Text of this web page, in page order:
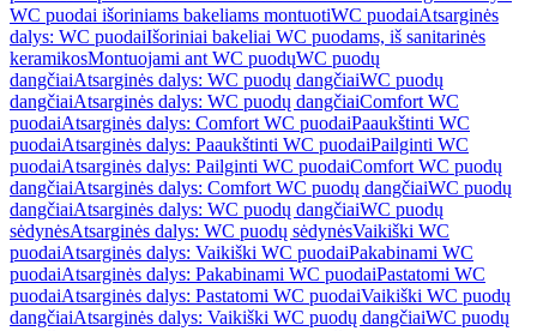
WC puodai išoriniams bakeliams montuotiWC puodaiAtsarginės
dalys: WC puodaiIšoriniai bakeliai WC puodams, iš sanitarinės
keramikosMontuojami ant WC puodųWC puodų
dangčiaiAtsarginės dalys: WC puodų dangčiaiWC puodų
dangčiaiAtsarginės dalys: WC puodų dangčiaiComfort WC
puodaiAtsarginės dalys: Comfort WC puodaiPaaukštinti WC
puodaiAtsarginės dalys: Paaukštinti WC puodaiPailginti WC
puodaiAtsarginės dalys: Pailginti WC puodaiComfort WC puodų
dangčiaiAtsarginės dalys: Comfort WC puodų dangčiaiWC puodų
dangčiaiAtsarginės dalys: WC puodų dangčiaiWC puodų
sėdynėsAtsarginės dalys: WC puodų sėdynėsVaikiški WC
puodaiAtsarginės dalys: Vaikiški WC puodaiPakabinami WC
puodaiAtsarginės dalys: Pakabinami WC puodaiPastatomi WC
puodaiAtsarginės dalys: Pastatomi WC puodaiVaikiški WC puodų
dangčiaiAtsarginės dalys: Vaikiški WC puodų dangčiaiWC puodų